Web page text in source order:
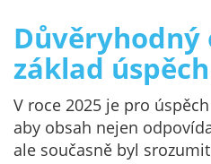
Důvěryhodný
základ
V roce 2025 je pro
aby obsah nejen
ale současně byl